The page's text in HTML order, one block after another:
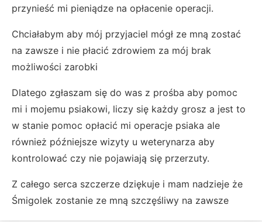
przynieść mi pieniądze na opłacenie operacji.
Chciałabym aby mój przyjaciel mógł ze mną zostać
na zawsze i nie płacić zdrowiem za mój brak
możliwości zarobki
Dlatego zgłaszam się do was z prośba aby pomoc
mi i mojemu psiakowi, liczy się każdy grosz a jest to
w stanie pomoc opłacić mi operacje psiaka ale
również późniejsze wizyty u weterynarza aby
kontrolować czy nie pojawiają się przerzuty.
Z całego serca szczerze dziękuje i mam nadzieje że
Śmigolek zostanie ze mną szczęśliwy na zawsze